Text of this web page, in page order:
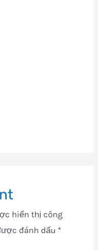
hiển thị công
đánh dấu *